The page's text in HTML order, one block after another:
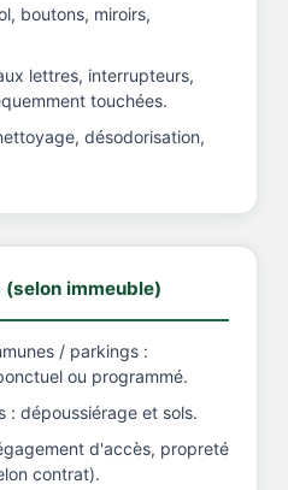
boutons, miroirs,
lettres, interrupteurs,
touchées.
désodorisation,
immeuble)
/ parkings :
ou programmé.
: dépoussiérage et sols.
d'accès, propreté
contrat).